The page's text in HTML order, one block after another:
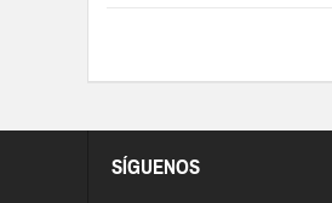
SÍGUENOS